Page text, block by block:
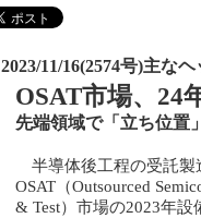
2023/11/16(2574号)主な
OSAT市場、24
先端領域で「立ち位置
半導体後工程の受託製
OSAT（Outsourced
& Test）市場の2023年設